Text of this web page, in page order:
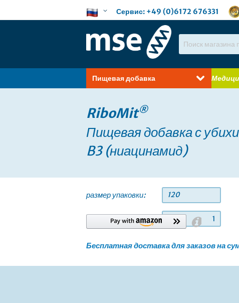
to
Язык Сервис: +49 (0)6172 676331
Search
Пищевая добавка
RiboMit®
Пищевая добавка с
B3 (ниацинамид)
размер упаковки: 120
количество:
Бесплатная доставка для заказов на